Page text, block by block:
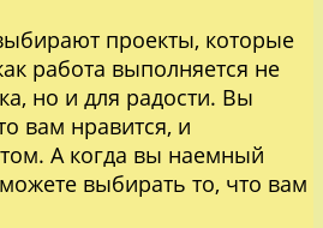
проекты, которые
работа выполняется не
но и для радости. Вы
вам нравится, и
А когда вы наемный
выбирать то, что вам